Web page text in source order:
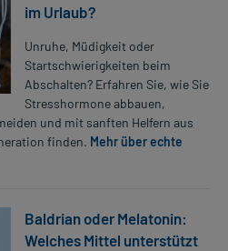
im Urlaub?
Unruhe, Müdigkeit oder
Startschwierigkeiten beim
Abschalten? Erfahren Sie, wie Sie
Stresshormone abbauen,
und mit sanften Helfern aus
finden. Mehr über echte
Baldrian oder Melatonin:
Welches Mittel unterstützt